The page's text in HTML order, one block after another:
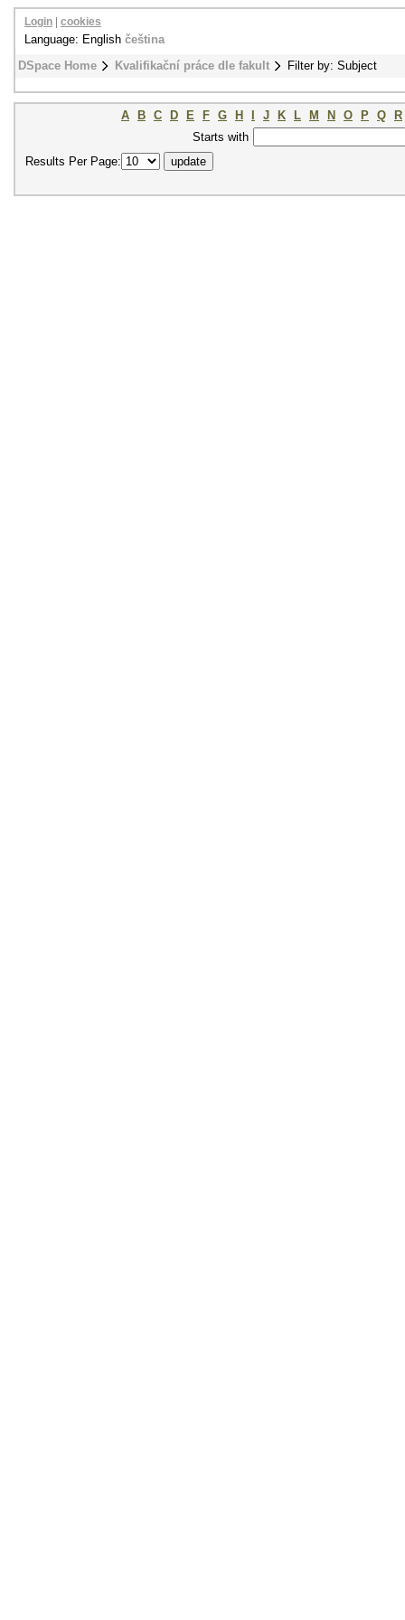
DSpace Home Kvalifikační práce dle fakult Filter by: Subject
Login cookies
Language: English čeština
A B C D E F G H J K L M N O P Q
R
Starts with
Results Per Page: